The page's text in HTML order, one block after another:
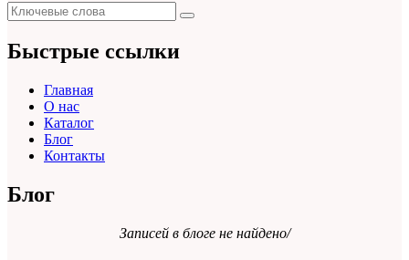
Поиск
для:
Поиск
Быстрые ссылки
Главная
О нас
Каталог
Блог
Контакты
Блог
Записей в блоге не найдено/